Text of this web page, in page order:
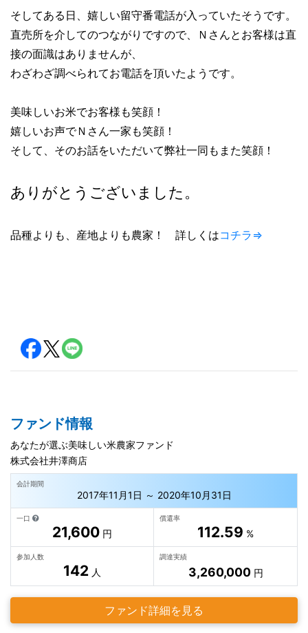
そしてある日、嬉しい留守番電話が入っていたそうです。
直売所を介してのつながりですので、Ｎさんとお客様は直
接の面識はありませんが、
わざわざ調べられてお電話を頂いたようです。
美味しいお米でお客様も笑顔！
嬉しいお声でＮさん一家も笑顔！
そして、そのお話をいただいて弊社一同もまた笑顔！
ありがとうございました。
品種よりも、産地よりも農家！ 詳しくはコチラ⇒
ファンド情報
あなたが選ぶ美味しい米農家ファンド
株式会社井澤商店
会計期間
2017年11月1日 ～ 2020年10月31日
一口
21,600 円
償還率
112.59 %
参加人数
142 人
調達実績
3,260,000円
ファンド詳細を見る